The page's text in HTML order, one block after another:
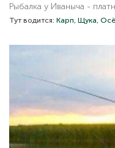
Рыбалка у Иваныча -
Тут водится: Карп, Щука,